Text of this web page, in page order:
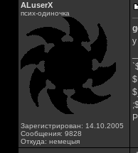
ALuserX
псих-одиночка
Зарегистрирован: 14.10.2005
Сообщения: 9828
Откуда: немецыя